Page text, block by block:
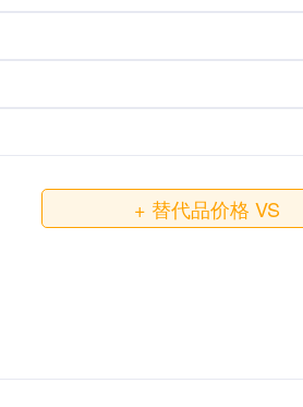
+ 替代品价格 VS